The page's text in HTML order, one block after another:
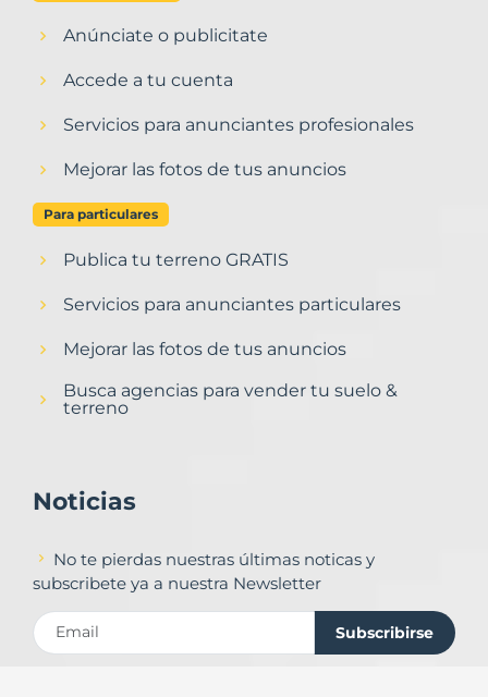
Anúnciate o publicitate
Accede a tu cuenta
Servicios para anunciantes profesionales
Mejorar las fotos de tus anuncios
Para particulares
Publica tu terreno GRATIS
Servicios para anunciantes particulares
Mejorar las fotos de tus anuncios
Busca agencias para vender tu suelo &
terreno
Noticias
No te pierdas nuestras últimas noticas y
subscribete ya a nuestra Newsletter
Subscribirse